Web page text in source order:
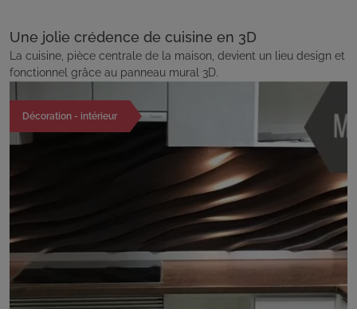
Une jolie crédence de cuisine en 3D
La cuisine, pièce centrale de la maison, devient un lieu design et
fonctionnel grâce au panneau mural 3D.
Décoration - intérieur